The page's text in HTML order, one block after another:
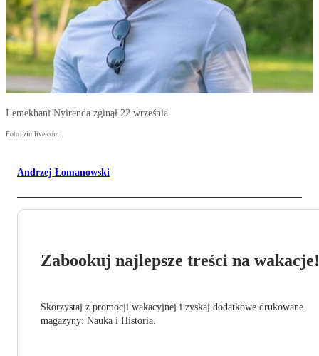
Lemekhani Nyirenda zginął 22 września
Foto: zimlive.com
Andrzej Łomanowski
Zabookuj najlepsze treści na wakacje!
Skorzystaj z promocji wakacyjnej i zyskaj dodatkowe drukowane
magazyny: Nauka i Historia.